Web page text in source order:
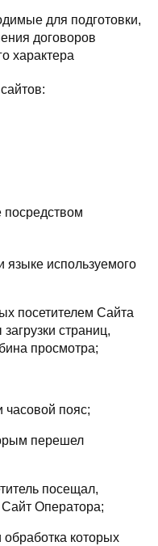
для подготовки,
договоров
характера
используемого
посетителем Сайта
страниц,
просмотра;
часовой пояс;
перешел
посещал,
Оператора;
которых